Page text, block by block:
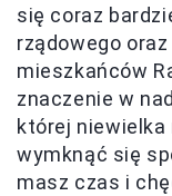
się coraz
rządowego
mieszkańców
znaczenie w
której niewielka
wymknąć się
masz czas i